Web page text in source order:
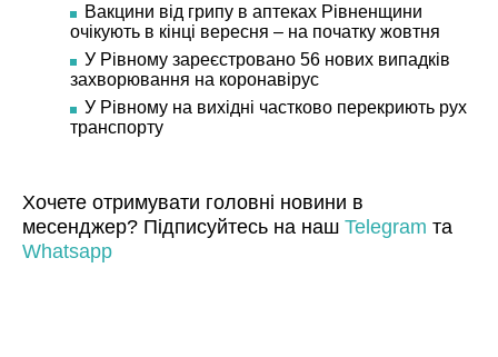
Вакцини від грипу в аптеках Рівненщини
очікують в кінці вересня – на початку жовтня
У Рівному зареєстровано 56 нових випадків
захворювання на коронавірус
У Рівному на вихідні частково перекриють рух
транспорту
Хочете отримувати головні новини в
месенджер? Підписуйтесь на наш Telegram та
Whatsapp